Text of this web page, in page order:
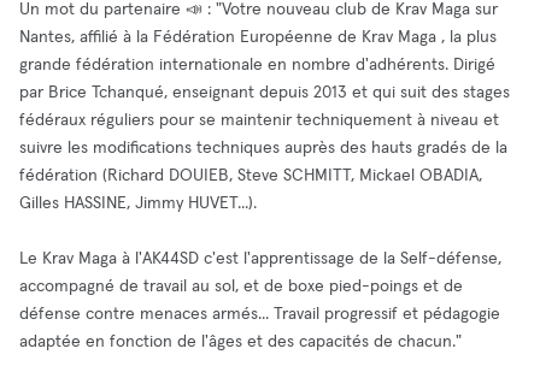
Un mot du partenaire 📣 : "Votre nouveau club de Krav Maga sur
Nantes, affilié à la Fédération Européenne de Krav Maga , la plus
grande fédération internationale en nombre d'adhérents. Dirigé
par Brice Tchanqué, enseignant depuis 2013 et qui suit des stages
fédéraux réguliers pour se maintenir techniquement à niveau et
suivre les modifications techniques auprès des hauts gradés de la
fédération (Richard DOUIEB, Steve SCHMITT, Mickael OBADIA,
Gilles HASSINE, Jimmy HUVET...).
Le Krav Maga à l'AK44SD c'est l'apprentissage de la Self-défense,
accompagné de travail au sol, et de boxe pied-poings et de
défense contre menaces armés... Travail progressif et pédagogie
adaptée en fonction de l'âges et des capacités de chacun."